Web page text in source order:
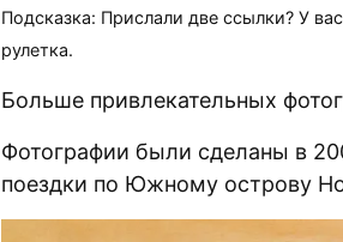
Подсказка: Прислали две ссылки? У
рулетка.
Больше привлекательных
Фотографии были сделаны в
поездки по Южному острову